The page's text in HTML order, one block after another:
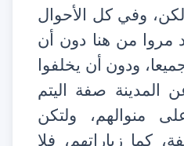
وفي كل الأحوال
مروا من هنا دون أن
ودون أن يخلفوا
المدينة صفة اليتم
منوالهم، ولتكن
كما زياراتهم، فلا